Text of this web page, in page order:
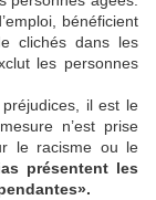
bénéficient
clichés dans les
les personnes
il est le
n’est prise
le racisme ou le
présentent les